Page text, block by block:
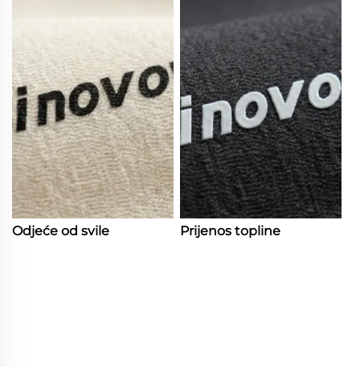
Odjeće od svile Prijenos topline